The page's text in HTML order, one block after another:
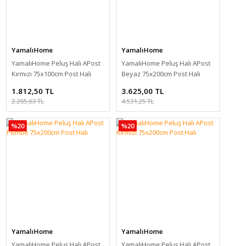
YamalıHome
YamalıHome Peluş Halı APost
Kırmızı 75x100cm Post Halı
1.812,50 TL
2.265,63 TL
YamalıHome
YamalıHome Peluş Halı APost
Beyaz 75x200cm Post Halı
3.625,00 TL
4.531,25 TL
%20
YamalıHome
%20
YamalıHome